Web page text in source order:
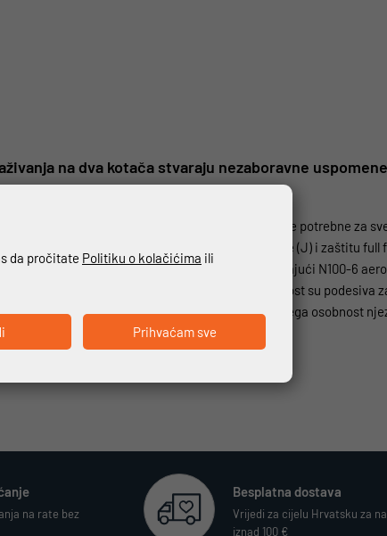
na dva kotača stvaraju nezaboravne
tehnologijom, nudi vrhunske performanse potrebne za
za bradu na N100-6 jamči slobodu jet kacige (J) i zaštitu full
na minimum kada je štitnik za bradu otvoren, dajući N100-6
otvaranje. Ostali detalji usmjereni na udobnost su podesiva
kako bi se istaknule linije kacige, a prije svega osobnost
komunikacijskim sustavom N-Com.
na rate bez
Besplatna dostava
Vrijedi za cijelu Hrvatsku za
iznad 100 €
da pročitate Politiku o kolačićima ili
Prihvaćam sve